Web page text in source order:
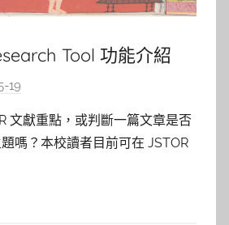
Tool 功能介紹
19
巴
詠
文獻重點，或判斷一篇文章是否
嗎？本校讀者目前可在 JSTOR
透過 AI 輔助進行文本理解、內